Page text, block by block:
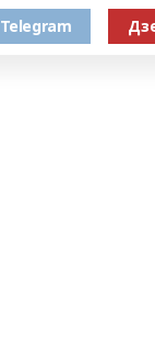
Telegram